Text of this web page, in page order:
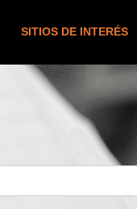
SITIOS DE INTERÉS